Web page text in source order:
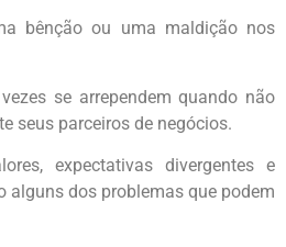
bênção ou uma maldição nos
se arrependem quando não
seus parceiros de negócios.
expectativas divergentes e
alguns dos problemas que podem